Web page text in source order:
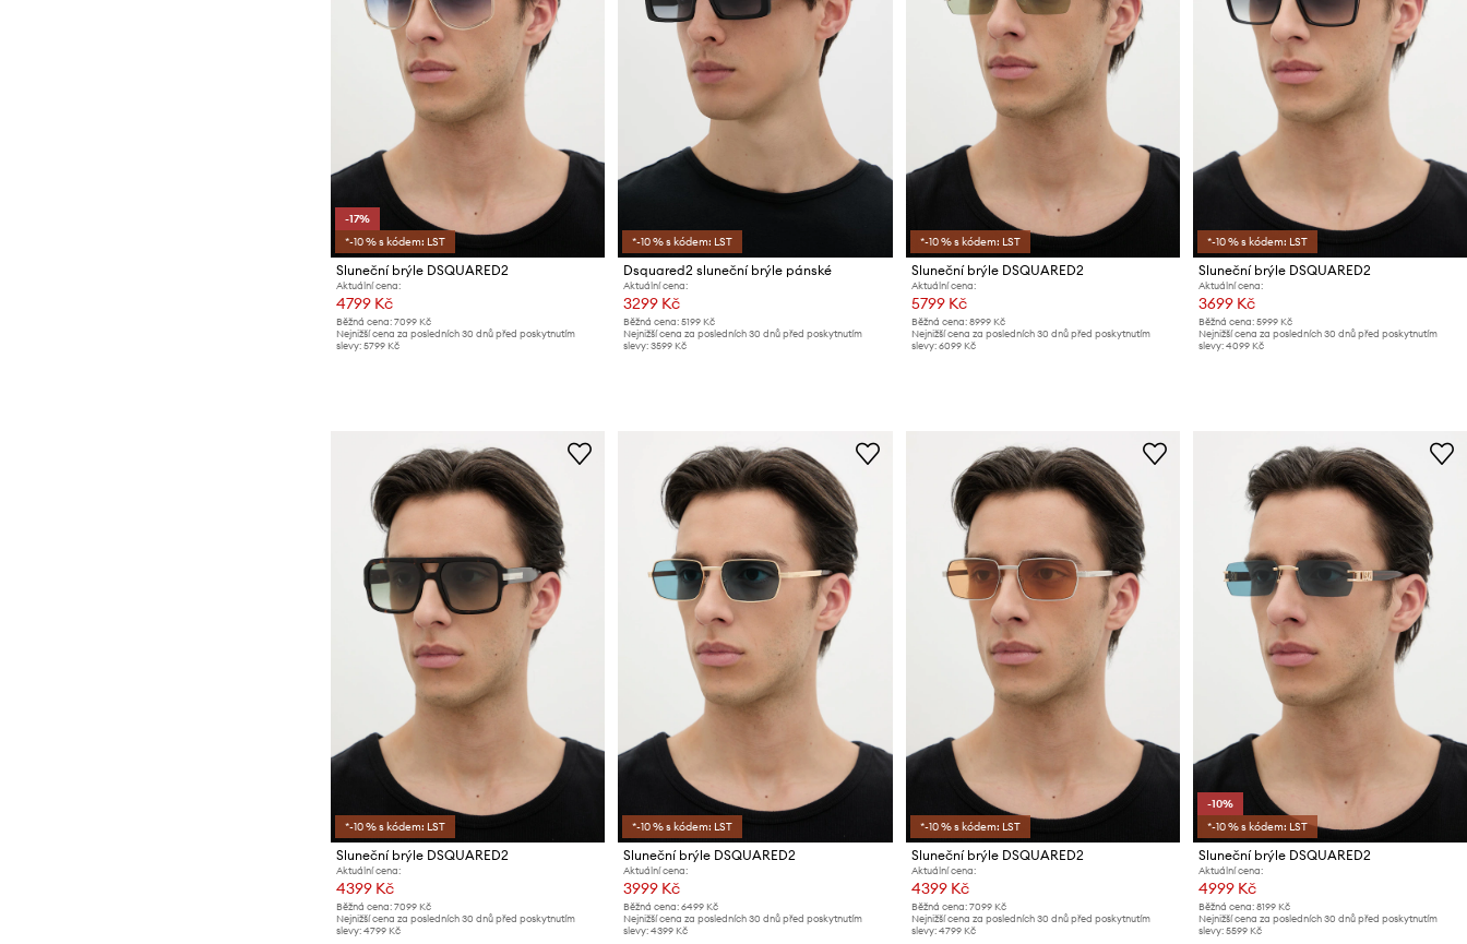
-17%
*-10 % s kódem: LST
Sluneční brýle DSQUARED2
Aktuální cena:
4799 Kč
Běžná cena: 7099 Kč
Nejnižší cena za posledních 30 dnů před poskytnutím
slevy: 5799 Kč
*-10 % s kódem: LST
Dsquared2 sluneční brýle pánské
Aktuální cena:
3299 Kč
Běžná cena: 5199 Kč
Nejnižší cena za posledních 30 dnů před poskytnutím
slevy: 3599 Kč
*-10 % s kódem: LST
Sluneční brýle DSQUARED2
Aktuální cena:
5799 Kč
Běžná cena: 8999 Kč
Nejnižší cena za posledních 30 dnů před poskytnutím
slevy: 6099 Kč
*-10 % s kódem: LST
Sluneční brýle DSQUARED2
Aktuální cena:
3699 Kč
Běžná cena: 5999 Kč
Nejnižší cena za posledních 30 dnů před poskytnutím
slevy: 4099 Kč
*-10 % s kódem: LST
Sluneční brýle DSQUARED2
Aktuální cena:
4399 Kč
Běžná cena: 7099 Kč
Nejnižší cena za posledních 30 dnů před poskytnutím
slevy: 4799 Kč
*-10 % s kódem: LST
Sluneční brýle DSQUARED2
Aktuální cena:
3999 Kč
Běžná cena: 6499 Kč
Nejnižší cena za posledních 30 dnů před poskytnutím
slevy: 4399 Kč
*-10 % s kódem: LST
Sluneční brýle DSQUARED2
Aktuální cena:
4399 Kč
Běžná cena: 7099 Kč
Nejnižší cena za posledních 30 dnů před poskytnutím
slevy: 4799 Kč
-10%
*-10 % s kódem: LST
Sluneční brýle DSQUARED2
Aktuální cena:
4999 Kč
Běžná cena: 8199 Kč
Nejnižší cena za posledních 30 dnů před poskytnutím
slevy: 5599 Kč